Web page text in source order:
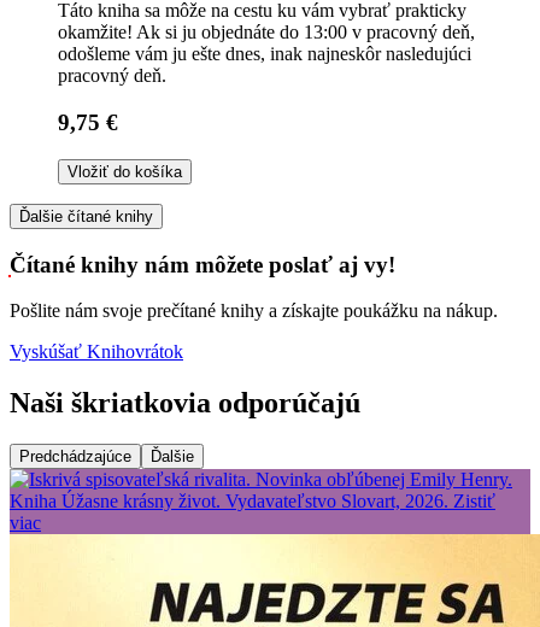
Táto kniha sa môže na cestu ku vám vybrať prakticky
okamžite! Ak si ju objednáte do 13:00 v pracovný deň,
odošleme vám ju ešte dnes, inak najneskôr nasledujúci
pracovný deň.
9,75 €
Vložiť do košíka
Ďalšie čítané knihy
Čítané knihy nám môžete poslať aj vy!
Pošlite nám svoje prečítané knihy a získajte poukážku na nákup.
Vyskúšať Knihovrátok
Naši škriatkovia odporúčajú
Predchádzajúce Ďalšie